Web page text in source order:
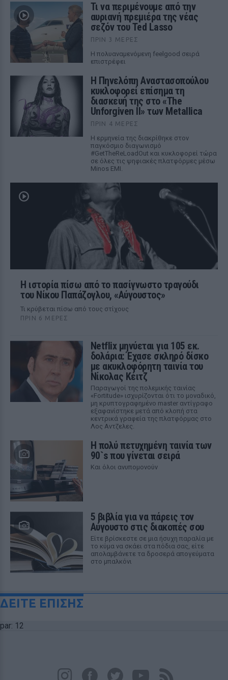
Τι να περιμένουμε από την
αυριανή πρεμιέρα της νέας
σεζόν του Ted Lasso
ΠΡΙΝ 3 ΜΈΡΕΣ
Η πολυαναμενόμενη feelgood σειρά
επιστρέφει
Η Πηνελόπη Αναστασοπούλου
κυκλοφορεί επίσημα τη
διασκευή της στο «The
Unforgiven II» των Metallica
ΠΡΙΝ 4 ΜΈΡΕΣ
Η ερμηνεία της διακρίθηκε στον
παγκόσμιο διαγωνισμό
#GetTheReLoadOut και κυκλοφορεί τώρα
σε όλες τις ψηφιακές πλατφόρμες μέσω
Minos EMI.
Η ιστορία πίσω από το πασίγνωστο τραγούδι
του Νίκου Παπάζογλου, «Αύγουστος»
Τι κρύβεται πίσω από τους στίχους
ΠΡΙΝ 6 ΜΈΡΕΣ
Netflix μηνύεται για 105 εκ.
δολάρια: Έχασε σκληρό δίσκο
με ακυκλοφόρητη ταινία του
Νίκολας Κέιτζ
Παραγωγοί της πολεμικής ταινίας
«Fortitude» ισχυρίζονται ότι το μοναδικό,
μη κρυπτογραφημένο master αντίγραφο
εξαφανίστηκε μετά από κλοπή στα
κεντρικά γραφεία της πλατφόρμας στο
Λος Αντζελες.
Η πολύ πετυχημένη ταινία των
90`s που γίνεται σειρά
Και όλοι ανυπομονούν
5 βιβλία για να πάρεις τον
Αύγουστο στις διακοπές σου
Είτε βρίσκεστε σε μια ήσυχη παραλία με
το κύμα να σκάει στα πόδια σας, είτε
απολαμβάνετε τα δροσερά απογεύματα
στο μπαλκόνι
ΔΕΙΤΕ ΕΠΙΣΗΣ
par: 12